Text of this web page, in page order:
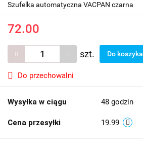
Szufelka automatyczna VACPAN czarna
72.00
szt. Do koszyka
Do przechowalni
Wysyłka w ciągu 48 godzin
Cena przesyłki 19.99